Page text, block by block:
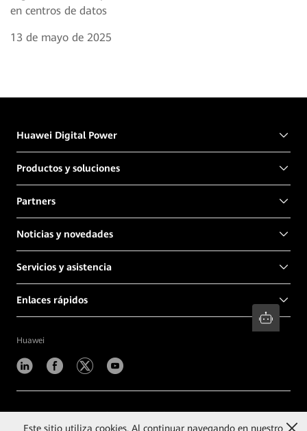
en centros de datos
13 de mayo de 2025
Huawei Digital Power
Productos y soluciones
Partners
Noticias y novedades
Servicios y asistencia
Enlaces rápidos
Huawei
©2026 Huawei Digital Power Technologies Co., Ltd.
Este sitio utiliza cookies. Al continuar navegando en nuestro